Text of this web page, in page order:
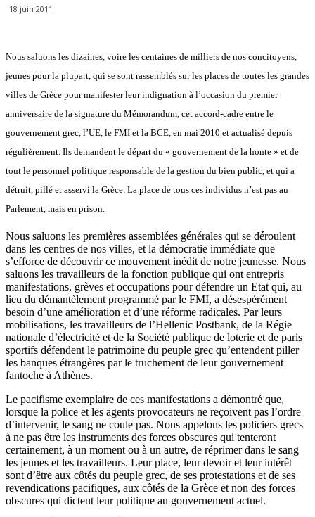
18 juin 2011
Nous saluons les dizaines, voire les centaines de milliers de nos concitoyens,
jeunes pour la plupart, qui se sont rassemblés sur les places de toutes les grandes
villes de Grèce pour manifester leur indignation à l’occasion du premier
anniversaire de la signature du Mémorandum, cet accord-cadre entre le
gouvernement grec, l’UE, le FMI et la BCE, en mai 2010 et actualisé depuis
régulièrement. Ils demandent le départ du « gouvernement de la honte » et de
tout le personnel politique responsable de la gestion du bien public, et qui a
détruit, pillé et asservi la Grèce. La place de tous ces individus n’est pas au
Parlement, mais en prison.
Nous saluons les premières assemblées générales qui se déroulent
dans les centres de nos villes, et la démocratie immédiate que
s’efforce de découvrir ce mouvement inédit de notre jeunesse. Nous
saluons les travailleurs de la fonction publique qui ont entrepris
manifestations, grèves et occupations pour défendre un Etat qui, au
lieu du démantèlement programmé par le FMI, a désespérément
besoin d’une amélioration et d’une réforme radicales. Par leurs
mobilisations, les travailleurs de l’Hellenic Postbank, de la Régie
nationale d’électricité et de la Société publique de loterie et de paris
sportifs défendent le patrimoine du peuple grec qu’entendent piller
les banques étrangères par le truchement de leur gouvernement
fantoche à Athènes.
Le pacifisme exemplaire de ces manifestations a démontré que,
lorsque la police et les agents provocateurs ne reçoivent pas l’ordre
d’intervenir, le sang ne coule pas. Nous appelons les policiers grecs
à ne pas être les instruments des forces obscures qui tenteront
certainement, à un moment ou à un autre, de réprimer dans le sang
les jeunes et les travailleurs. Leur place, leur devoir et leur intérêt
sont d’être aux côtés du peuple grec, de ses protestations et de ses
revendications pacifiques, aux côtés de la Grèce et non des forces
obscures qui dictent leur politique au gouvernement actuel.